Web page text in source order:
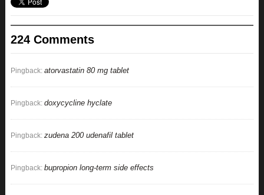
224 Comments
Pingback: atorvastatin 80 mg tablet
Pingback: doxycycline hyclate
Pingback: zudena 200 udenafil tablet
Pingback: bupropion long-term side effects